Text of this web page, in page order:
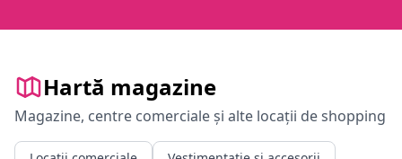
Hartă magazine
Magazine, centre comerciale și alte locații de shopping